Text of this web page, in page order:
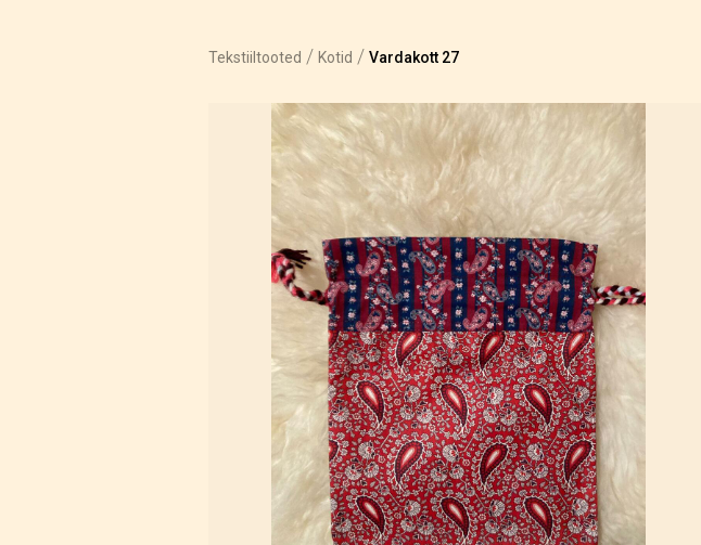
Tekstiiltooted / Kotid / Vardakott 27